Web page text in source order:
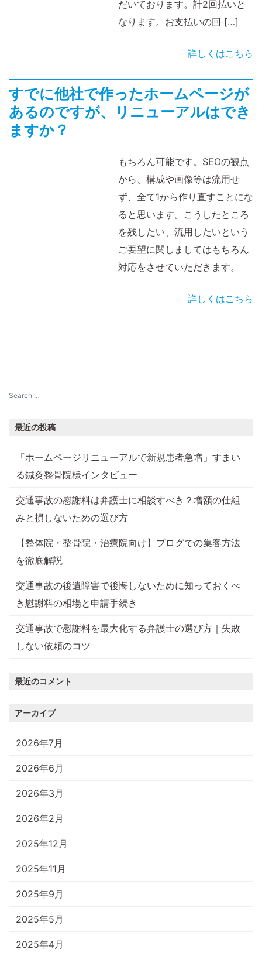
だいております。計2回払いと
なります。お支払いの回 […]
詳しくはこちら
すでに他社で作ったホームページが
あるのですが、リニューアルはでき
ますか？
もちろん可能です。SEOの観点
から、構成や画像等は流用せ
ず、全て1から作り直すことにな
ると思います。こうしたところ
を残したい、流用したいという
ご要望に関しましてはもちろん
対応をさせていただきます。
詳しくはこちら
最近の投稿
「ホームページリニューアルで新規患者急増」すまい
る鍼灸整骨院様インタビュー
交通事故の慰謝料は弁護士に相談すべき？増額の仕組
みと損しないための選び方
【整体院・整骨院・治療院向け】ブログでの集客方法
を徹底解説
交通事故の後遺障害で後悔しないために知っておくべ
き慰謝料の相場と申請手続き
交通事故で慰謝料を最大化する弁護士の選び方｜失敗
しない依頼のコツ
最近のコメント
アーカイブ
2026年7月
2026年6月
2026年3月
2026年2月
2025年12月
2025年11月
2025年9月
2025年5月
2025年4月